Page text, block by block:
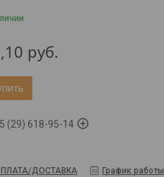
руб.
(29) 618-95-14
ДОСТАВКА График работы